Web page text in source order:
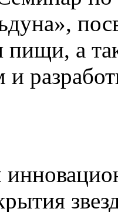
пищи, а
и